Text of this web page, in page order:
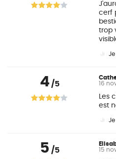
cerf
trop
4/5
16
Les
est
5 /5
15